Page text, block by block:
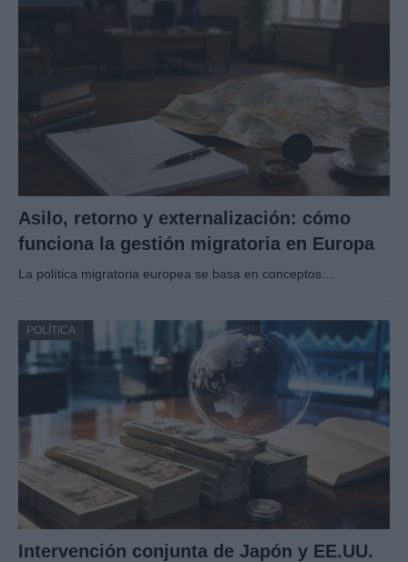
Asilo, retorno y externalización: cómo
funciona la gestión migratoria en Europa
La política migratoria europea se basa en conceptos…
POLÍTICA
Intervención conjunta de Japón y EE.UU.